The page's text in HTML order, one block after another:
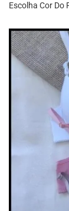
Escolha Cor Do